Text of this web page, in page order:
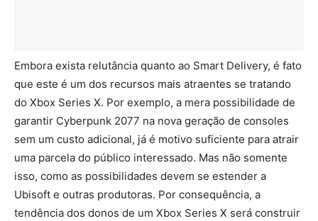
Embora exista relutância quanto ao Smart Delivery, é fato
que este é um dos recursos mais atraentes se tratando
do Xbox Series X. Por exemplo, a mera possibilidade de
garantir Cyberpunk 2077 na nova geração de consoles
sem um custo adicional, já é motivo suficiente para atrair
uma parcela do público interessado. Mas não somente
isso, como as possibilidades devem se estender a
Ubisoft e outras produtoras. Por consequência, a
tendência dos donos de um Xbox Series X será construir